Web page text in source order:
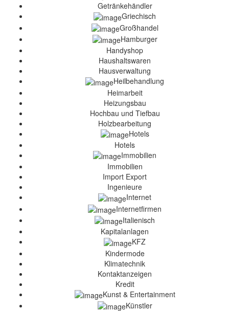
Getränkehändler
Griechisch
Großhandel
Hamburger
Handyshop
Haushaltswaren
Hausverwaltung
Heilbehandlung
Heimarbeit
Heizungsbau
Hochbau und Tiefbau
Holzbearbeitung
Hotels
Hotels
Immobilien
Immobilien
Import Export
Ingenieure
Internet
Internetfirmen
Italienisch
Kapitalanlagen
KFZ
Kindermode
Klimatechnik
Kontaktanzeigen
Kredit
Kunst & Entertainment
Künstler